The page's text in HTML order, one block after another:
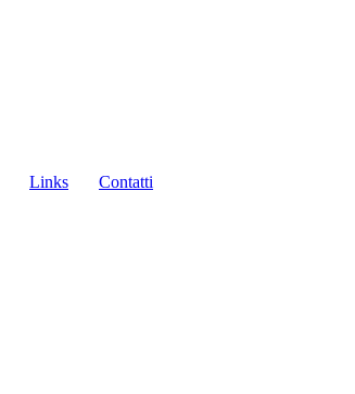
Links
Contatti